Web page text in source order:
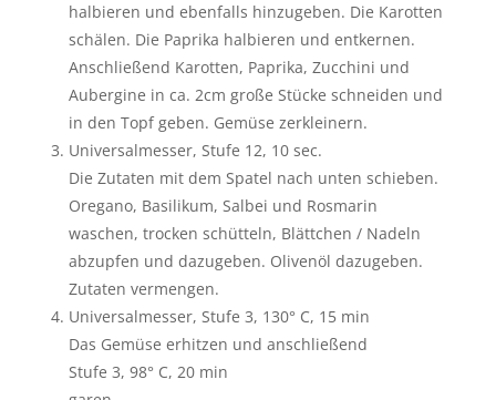
halbieren und ebenfalls hinzugeben. Die Karotten
schälen. Die Paprika halbieren und entkernen.
Anschließend Karotten, Paprika, Zucchini und
Aubergine in ca. 2cm große Stücke schneiden und
in den Topf geben. Gemüse zerkleinern.
Universalmesser, Stufe 12, 10 sec.
Die Zutaten mit dem Spatel nach unten schieben.
Oregano, Basilikum, Salbei und Rosmarin
waschen, trocken schütteln, Blättchen / Nadeln
abzupfen und dazugeben. Olivenöl dazugeben.
Zutaten vermengen.
Universalmesser, Stufe 3, 130° C, 15 min
Das Gemüse erhitzen und anschließend
Stufe 3, 98° C, 20 min